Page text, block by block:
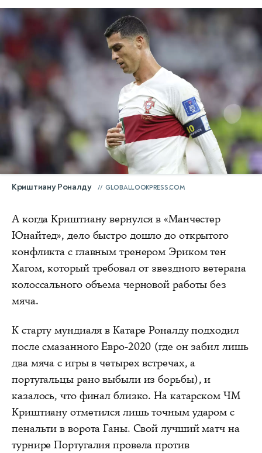
Криштиану Роналду GLOBALLOOKPRESS.COM
А когда Криштиану вернулся в «Манчестер
Юнайтед», дело быстро дошло до открытого
конфликта с главным тренером Эриком тен
Хагом, который требовал от звездного ветерана
колоссального объема черновой работы без
мяча.
К старту мундиаля в Катаре Роналду подходил
после смазанного Евро-2020 (где он забил лишь
два мяча с игры в четырех встречах, а
португальцы рано выбыли из борьбы), и
казалось, что финал близко. На катарском ЧМ
Криштиану отметился лишь точным ударом с
пенальти в ворота Ганы. Свой лучший матч на
турнире Португалия провела против